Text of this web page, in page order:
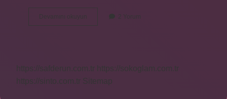
Devamını okuyun
Ne
2 Yorum
https://safderun.com.tr
https://sokoglam.com.tr
https://sinto.com.tr
Sitemap